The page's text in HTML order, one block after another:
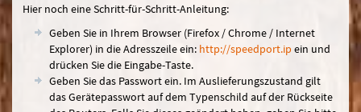
Hier noch eine Schritt-für-Schritt-Anleitung:
Geben Sie in Ihrem Browser (Firefox / Chrome / Internet
Explorer) in die Adresszeile ein: http://speedport.ip ein und
drücken Sie die Eingabe-Taste.
Geben Sie das Passwort ein. Im Auslieferungszustand gilt
das Gerätepasswort auf dem Typenschild auf der Rückseite